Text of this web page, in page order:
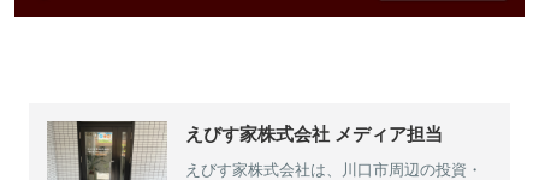
えびす家株式会社 メディア担当
えびす家株式会社は、川口市周辺の投資・